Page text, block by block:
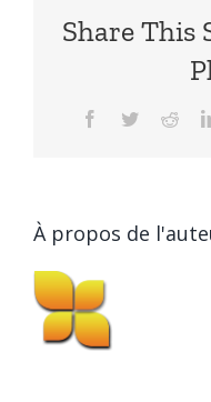
Share This
Facebook
Twitter
À propos de